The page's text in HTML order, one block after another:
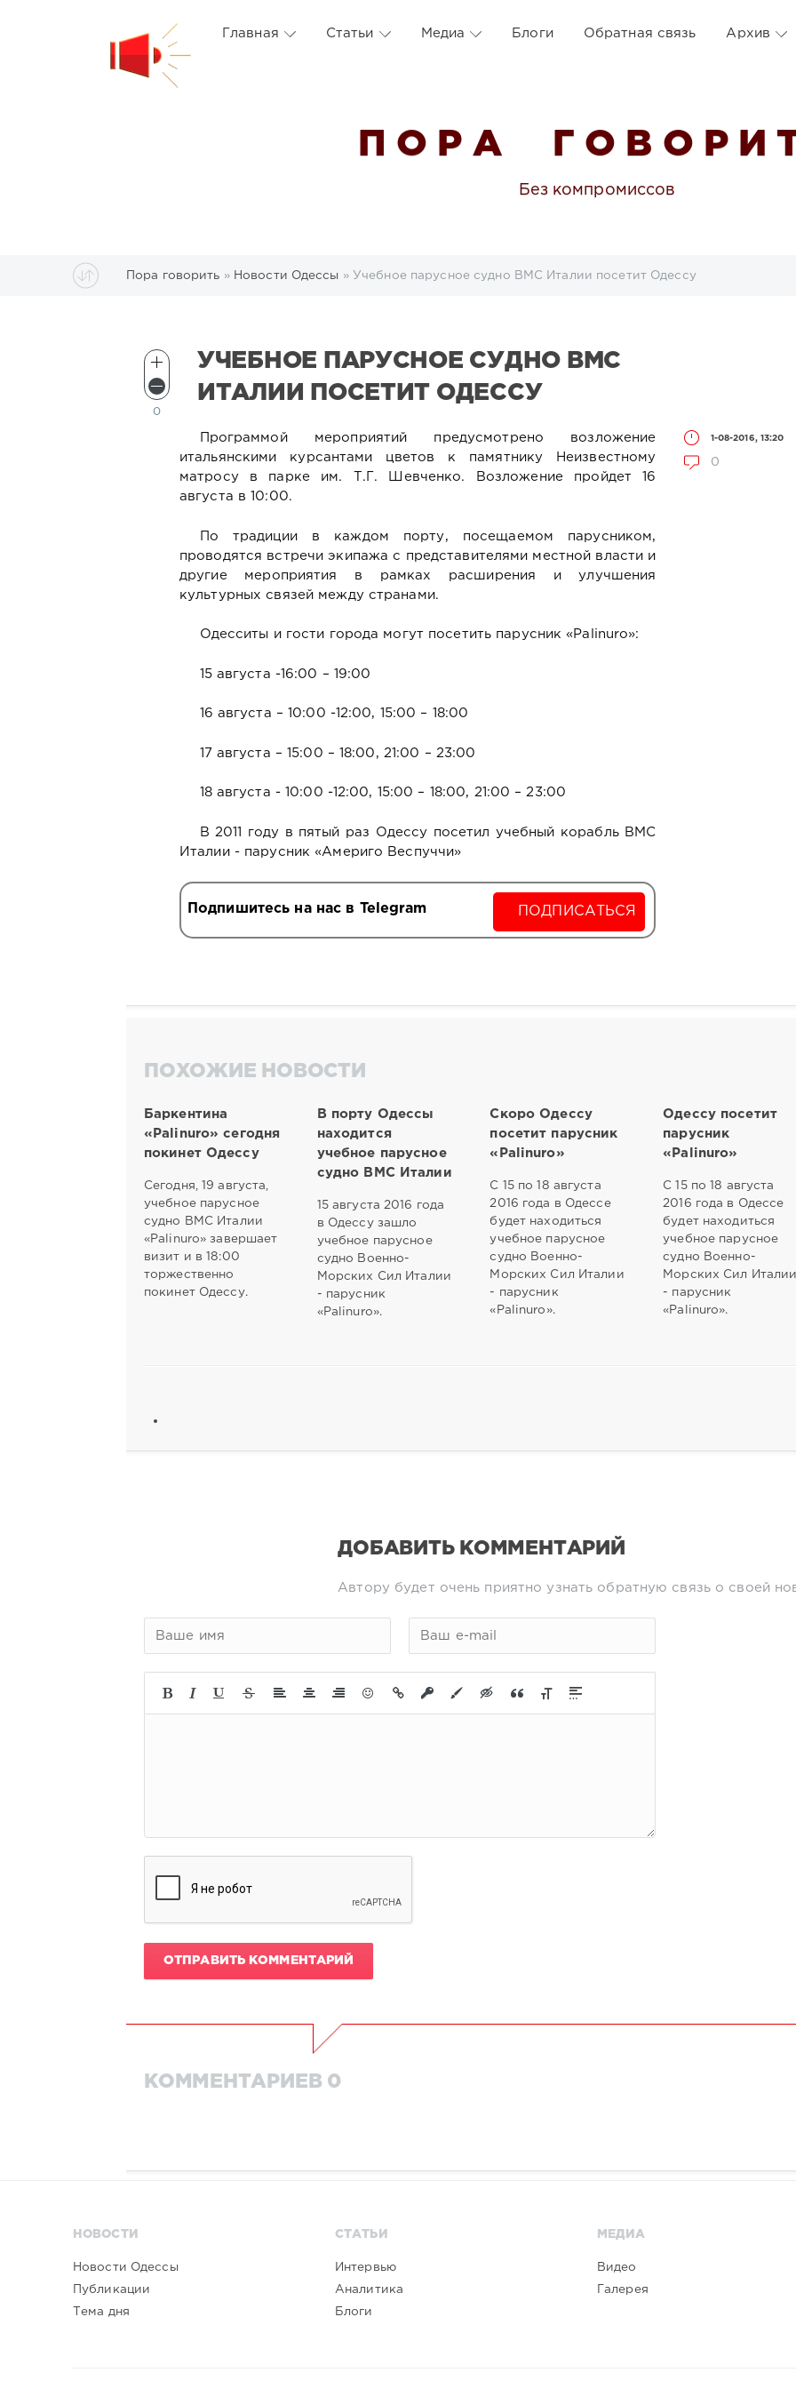
Главная Статьи Медиа Блоги Обратная связь Архив
П О Р А Г О В О Р И
Без компромиссов
Пора говорить » Новости Одессы » Учебное парусное судно ВМС Италии посетит Одессу
УЧЕБНОЕ ПАРУСНОЕ СУДНО ВМС
ИТАЛИИ ПОСЕТИТ ОДЕССУ
1-08-2016, 13:20
0
0
Программой мероприятий предусмотрено возложение
итальянскими курсантами цветов к памятнику Неизвестному
матросу в парке им. Т.Г. Шевченко. Возложение пройдет 16
августа в 10:00.
По традиции в каждом порту, посещаемом парусником,
проводятся встречи экипажа с представителями местной власти и
другие мероприятия в рамках расширения и улучшения
культурных связей между странами.
Одесситы и гости города могут посетить парусник «Рalinuro»:
15 августа -16:00 – 19:00
16 августа – 10:00 -12:00, 15:00 – 18:00
17 августа – 15:00 – 18:00, 21:00 – 23:00
18 августа - 10:00 -12:00, 15:00 – 18:00, 21:00 – 23:00
В 2011 году в пятый раз Одессу посетил учебный корабль ВМС
Италии - парусник «Америго Веспуччи»
Подпишитесь на нас в Telegram ПОДПИСАТЬСЯ
ПОХОЖИЕ НОВОСТИ
Баркентина
«Рalinuro» сегодня
покинет Одессу
Сегодня, 19 августа,
учебное парусное
судно ВМС Италии
«Рalinuro» завершает
визит и в 18:00
торжественно
покинет Одессу.
В порту Одессы
находится
учебное парусное
судно ВМС Италии
15 августа 2016 года
в Одессу зашло
учебное парусное
судно Военно-
Морских Сил Италии
- парусник
«Рalinuro».
Скоро Одессу
посетит парусник
«Рalinuro»
С 15 по 18 августа
2016 года в Одессе
будет находиться
учебное парусное
судно Военно-
Морских Сил Италии
- парусник
«Рalinuro».
Одессу посетит
парусник
«Рalinuro»
С 15 по 18 августа
2016 года в Одессе
будет находиться
учебное парусное
судно Военно-
Морских Сил Италии
- парусник
«Рalinuro».
ДОБАВИТЬ КОММЕНТАРИЙ
Автору будет очень приятно узнать обратную связь о своей
ОТПРАВИТЬ КОММЕНТАРИЙ
КОММЕНТАРИЕВ 0
НОВОСТИ
Новости Одессы
Публикации
Тема дня
СТАТЬИ
Интервью
Аналитика
Блоги
МЕДИА
Видео
Галерея